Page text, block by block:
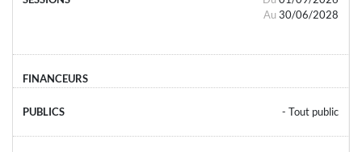
Au 30/06/2028
- Tout public